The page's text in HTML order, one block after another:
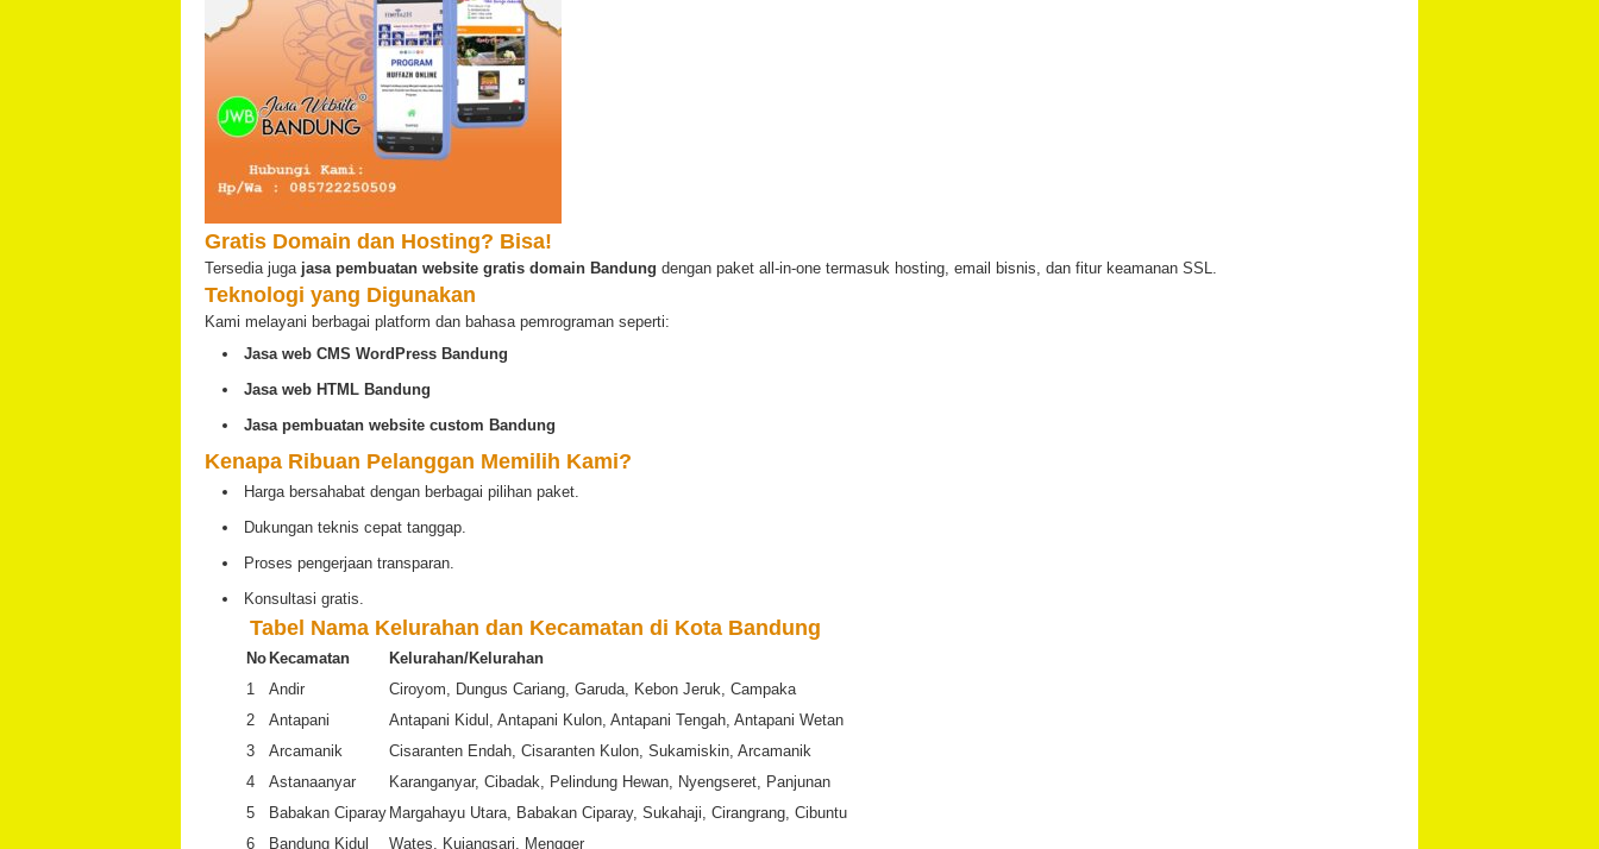
Gratis Domain dan Hosting? Bisa!
Tersedia juga jasa pembuatan website gratis domain Bandung dengan paket all-in-one termasuk hosting, email bisnis, dan fitur keamanan SSL.
Teknologi yang Digunakan
Kami melayani berbagai platform dan bahasa pemrograman seperti:
Jasa web CMS WordPress Bandung
Jasa web HTML Bandung
Jasa pembuatan website custom Bandung
Kenapa Ribuan Pelanggan Memilih Kami?
Harga bersahabat dengan berbagai pilihan paket.
Dukungan teknis cepat tanggap.
Proses pengerjaan transparan.
Konsultasi gratis.
Tabel Nama Kelurahan dan Kecamatan di Kota Bandung
No Kecamatan
Kelurahan/Kelurahan
1
Andir
Ciroyom, Dungus Cariang, Garuda, Kebon Jeruk, Campaka
2
Antapani
Antapani Kidul, Antapani Kulon, Antapani Tengah, Antapani Wetan
3
Arcamanik
Cisaranten Endah, Cisaranten Kulon, Sukamiskin, Arcamanik
4
Astanaanyar
Karanganyar, Cibadak, Pelindung Hewan, Nyengseret, Panjunan
5
Babakan Ciparay Margahayu Utara, Babakan Ciparay, Sukahaji, Cirangrang, Cibuntu
6
Bandung Kidul Wates, Kujangsari, Mengger